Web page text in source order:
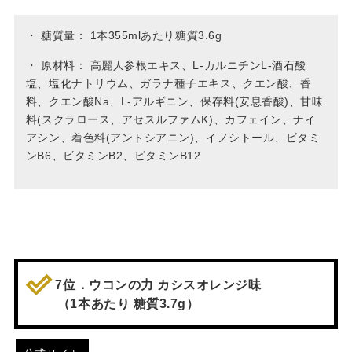
・ 糖質量： 1本355mlあたり糖質3.6g
・
原材料： 高麗人参根エキス、L-カルニチンL-酒石酸
塩、塩化ナトリウム、ガラナ種子エキス、クエン酸、香
料、クエン酸Na、L-アルギニン、保存料(安息香酸)、甘味
料(スクラロース、アセスルファムK)、カフェイン、ナイ
アシン、着色料(アントシアニン)、イノシトール、ビタミ
ンB6、ビタミンB2、ビタミンB12
7位．ウコンの力 カシスオレンジ味
（1本あたり 糖質3.7g）